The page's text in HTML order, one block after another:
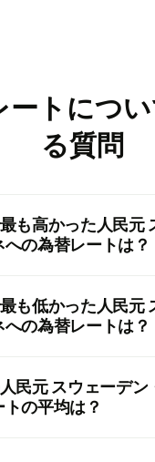
ートにつ
る質問
も高かった人民元
の為替レートは？
も低かった人民元
の為替レートは？
民元 スウェーデン
の平均は？